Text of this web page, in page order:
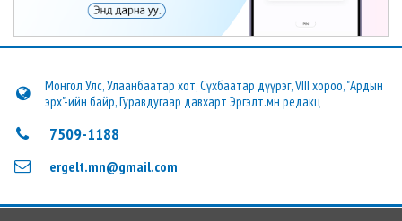
Монгол Улс, Улаанбаатар хот, Сүхбаатар дүүрэг, VIII хороо, "Ардын
эрх"-ийн байр, Гуравдугаар давхарт Эргэлт.мн редакц
7509-1188
ergelt.mn@gmail.com